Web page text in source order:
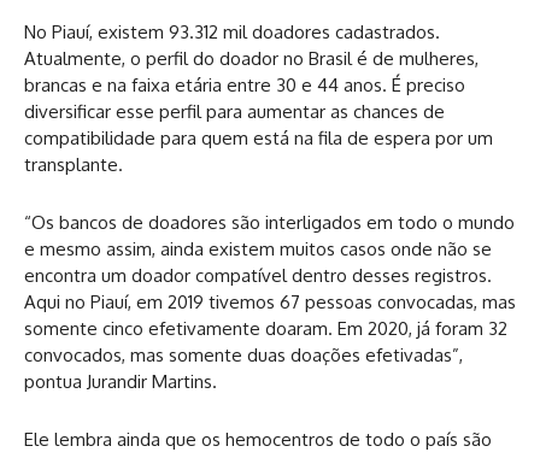
No Piauí, existem 93.312 mil doadores cadastrados.
Atualmente, o perfil do doador no Brasil é de mulheres,
brancas e na faixa etária entre 30 e 44 anos. É preciso
diversificar esse perfil para aumentar as chances de
compatibilidade para quem está na fila de espera por um
transplante.
“Os bancos de doadores são interligados em todo o mundo
e mesmo assim, ainda existem muitos casos onde não se
encontra um doador compatível dentro desses registros.
Aqui no Piauí, em 2019 tivemos 67 pessoas convocadas, mas
somente cinco efetivamente doaram. Em 2020, já foram 32
convocados, mas somente duas doações efetivadas”,
pontua Jurandir Martins.
Ele lembra ainda que os hemocentros de todo o país são